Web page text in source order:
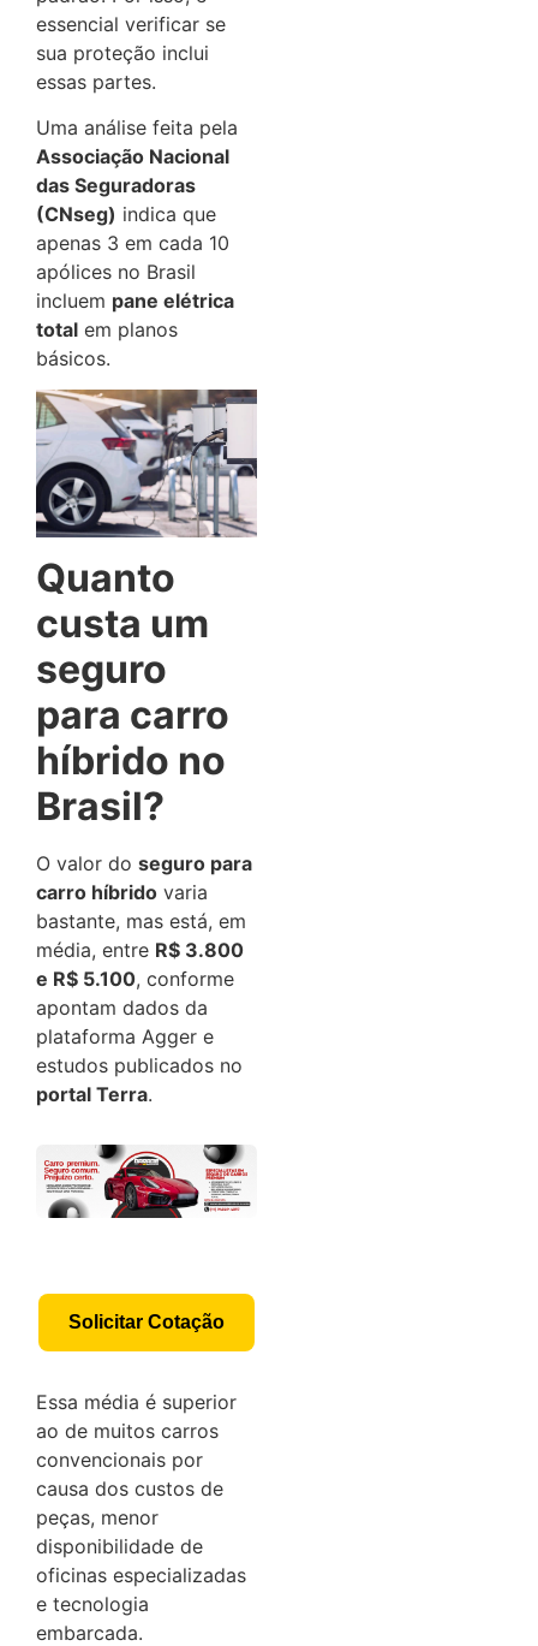
essencial verificar se
sua proteção inclui
essas partes.
Uma análise feita pela
Associação Nacional
das Seguradoras
(CNseg) indica que
apenas 3 em cada 10
apólices no Brasil
incluem pane elétrica
total em planos
básicos.
Quanto
custa um
seguro
para carro
híbrido no
Brasil?
O valor do seguro para
carro híbrido varia
bastante, mas está, em
média, entre R$ 3.800
e R$ 5.100, conforme
apontam dados da
plataforma Agger e
estudos publicados no
portal Terra.
Solicitar Cotação
Essa média é superior
ao de muitos carros
convencionais por
causa dos custos de
peças, menor
disponibilidade de
oficinas especializadas
e tecnologia
embarcada.